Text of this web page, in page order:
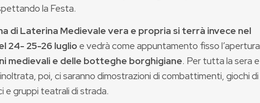
la Festa.
di Laterina Medievale vera e propria si terrà invece nel
24- 25-26 luglioe vedrà come appuntamento fisso l’apertura
medievali e delle botteghe borghigiane. Per tutta la sera e
poi, ci saranno dimostrazioni di combattimenti, giochi di
e gruppi teatrali di strada.